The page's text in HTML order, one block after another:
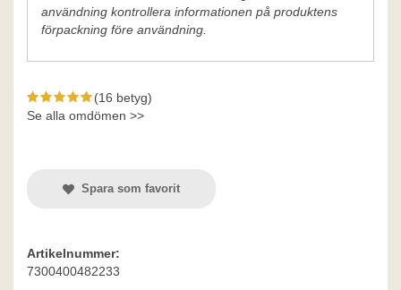
användning kontrollera informationen på produktens
förpackning före användning.
(16 betyg)
Se alla omdömen >>
Spara som favorit
Artikelnummer:
7300400482233